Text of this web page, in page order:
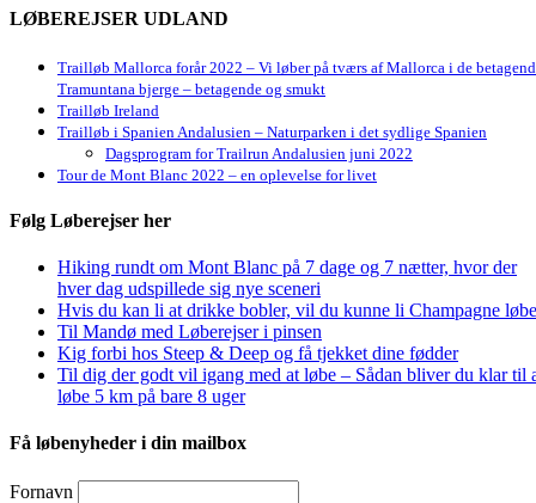
LØBEREJSER UDLAND
Trailløb Mallorca forår 2022 – Vi løber på tværs af Mallorca i de
Tramuntana bjerge – betagende og smukt
Trailløb Ireland
Trailløb i Spanien Andalusien – Naturparken i det sydlige Spanien
Dagsprogram for Trailrun Andalusien juni 2022
Tour de Mont Blanc 2022 – en oplevelse for livet
Følg Løberejser her
Hiking rundt om Mont Blanc på 7 dage og 7 nætter, hvor der
hver dag udspillede sig nye sceneri
Hvis du kan li at drikke bobler, vil du kunne li Champagne
Til Mandø med Løberejser i pinsen
Kig forbi hos Steep & Deep og få tjekket dine fødder
Til dig der godt vil igang med at løbe – Sådan bliver du klar til
løbe 5 km på bare 8 uger
Få løbenyheder i din mailbox
Fornavn